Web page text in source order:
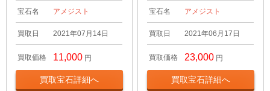
宝石名 アメジスト
買取日 2021年07月14日
買取価格 11,000 円
買取宝石詳細へ
宝石名 アメジスト
買取日 2021年06月17日
買取価格 23,000 円
買取宝石詳細へ